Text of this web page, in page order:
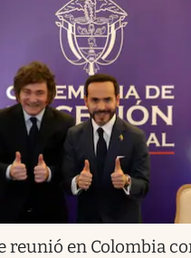
reunió en Colombia